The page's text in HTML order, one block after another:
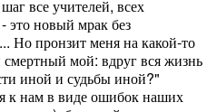
все учителей, всех
это новый мрак без
Но пронзит меня на какой-то
мой: вдруг вся жизнь
иной и судьбы иной?"
нам в виде ошибок наших